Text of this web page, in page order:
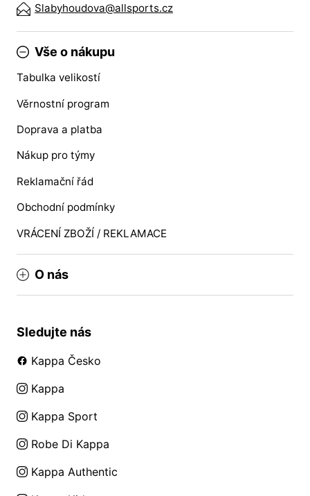
Slabyhoudova@allsports.cz
Vše o nákupu
Tabulka velikostí
Věrnostní program
Doprava a platba
Nákup pro týmy
Reklamační řád
Obchodní podmínky
VRÁCENÍ ZBOŽÍ / REKLAMACE
O nás
Sledujte nás
Kappa Česko
Kappa
Kappa Sport
Robe Di Kappa
Kappa Authentic